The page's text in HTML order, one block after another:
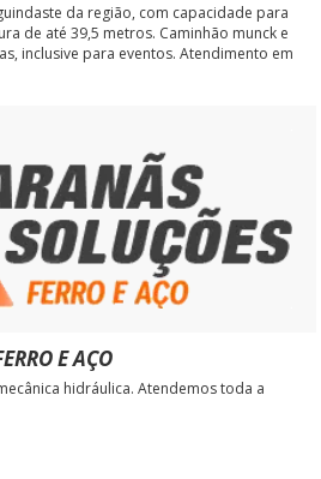
da região, com capacidade para
de até 39,5 metros. Caminhão munck e
inclusive para eventos. Atendimento em
E AÇO
hidráulica. Atendemos toda a